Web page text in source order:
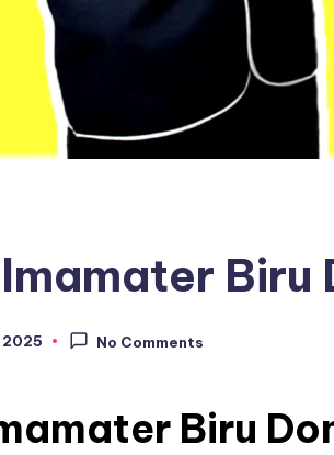
Biru
2025 No Comments
Biru